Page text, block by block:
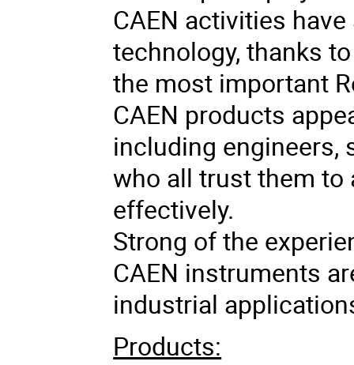
CAEN activities
technology, thanks
the most important
CAEN products
including
who all trust them to
effectively.
Strong of the
CAEN instruments
industrial
Products: